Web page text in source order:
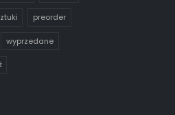
preorder
wyprzedane